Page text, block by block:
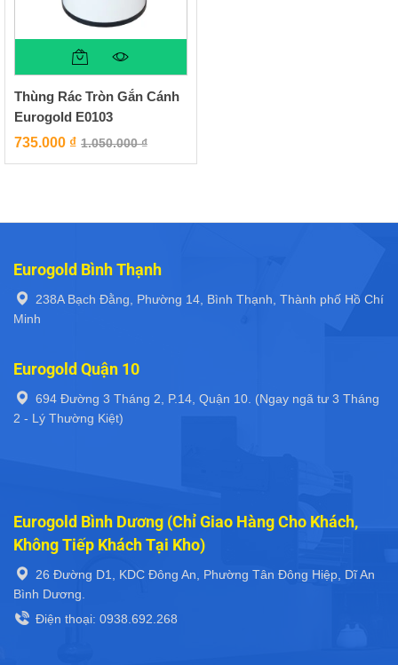
Thùng Rác Tròn Gắn Cánh
Eurogold E0103
735.000 ₫ 1.050.000₫
Eurogold Bình Thạnh
238A Bạch Đằng, Phường 14, Bình Thạnh, Thành phố Hồ Chí
Minh
Eurogold Quận 10
694 Đường 3 Tháng 2, P.14, Quận 10. (Ngay ngã tư 3 Tháng
2 - Lý Thường Kiệt)
Eurogold Bình Dương (Chỉ Giao Hàng Cho Khách,
Không Tiếp Khách Tại Kho)
26 Đường D1, KDC Đông An, Phường Tân Đông Hiệp, Dĩ An
Bình Dương.
Điện thoại: 0938.692.268